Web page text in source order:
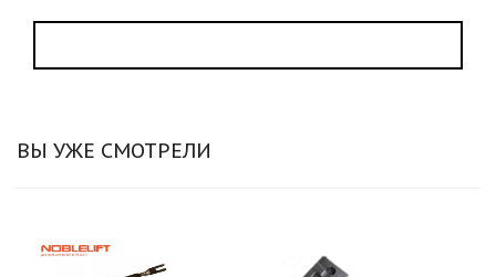
ВЫ УЖЕ СМОТРЕЛИ